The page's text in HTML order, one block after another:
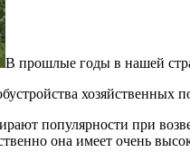
В прошлые годы в нашей
хозяйственных
популярности при
она имеет очень